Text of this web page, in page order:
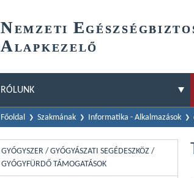
NEMZETI E
ALAPKEZELŐ
RÓLUNK
Főoldal Szakmának Informatika - Alkalmazások
GYÓGYSZER / GYÓGYÁSZATI SEGÉDESZKÖZ /
GYÓGYFÜRDŐ TÁMOGATÁSOK